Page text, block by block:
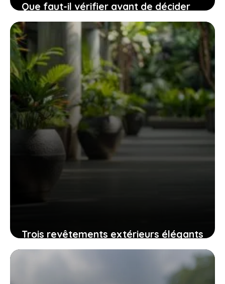
Que faut-il vérifier avant de décider
d’enlever le parquet de votre salon ?
25 juillet 2025
Trois revêtements extérieurs élégants
qui résistent au temps sans grand